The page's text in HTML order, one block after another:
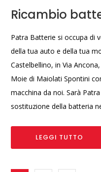
Ricambio
Patra Batterie si occupa di
della tua auto e della tua
Castelbellino, in Via
Moie di Maiolati Spontini
macchina da noi. Sarà
sostituzione della batteria
LEGGI TUTTO